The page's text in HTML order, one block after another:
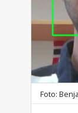
Foto: